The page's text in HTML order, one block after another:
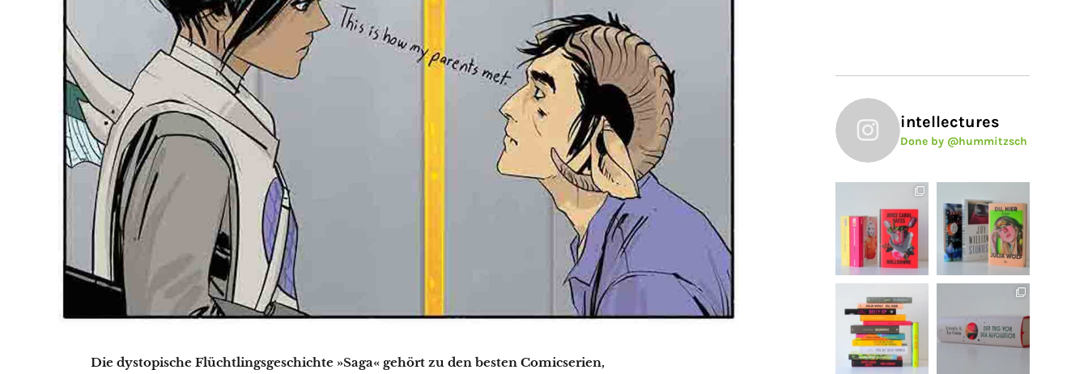
Die dystopische Flüchtlingsgeschichte »Saga« gehört zu den besten Comicserien,
intellectures
Done by @hummitzsch